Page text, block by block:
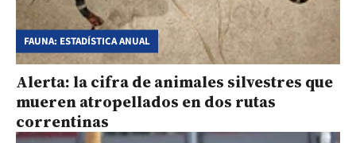
FAUNA: ESTADÍSTICA ANUAL
Alerta: la cifra de animales silvestres que
mueren atropellados en dos rutas
correntinas